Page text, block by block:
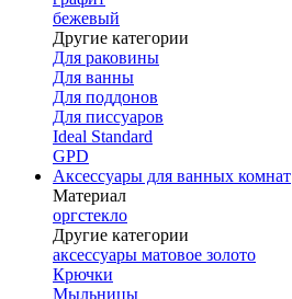
бежевый
Другие категории
Для раковины
Для ванны
Для поддонов
Для писсуаров
Ideal Standard
GPD
Аксессуары для ванных комнат
Материал
оргстекло
Другие категории
аксессуары матовое золото
Крючки
Мыльницы